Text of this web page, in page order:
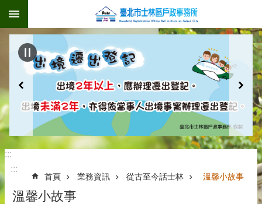
跳到主要內容區塊
:::
:::
首頁 業務資訊 從古至今話士林 溫馨小故事
溫馨小故事